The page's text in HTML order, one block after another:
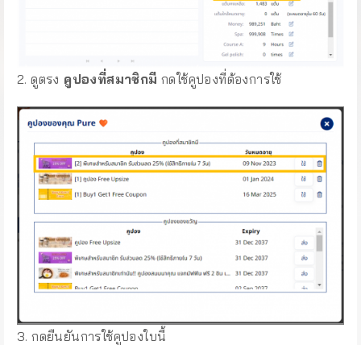
2. ดูตรง คูปองที่สมาชิกมี กดใช้คูปองที่ต้องการใช้
3. กดยืนยันการใช้คูปองใบนี้